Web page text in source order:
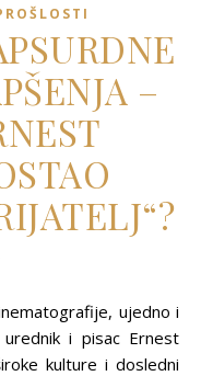
–
i pisac Ernest
kulture i dosledni